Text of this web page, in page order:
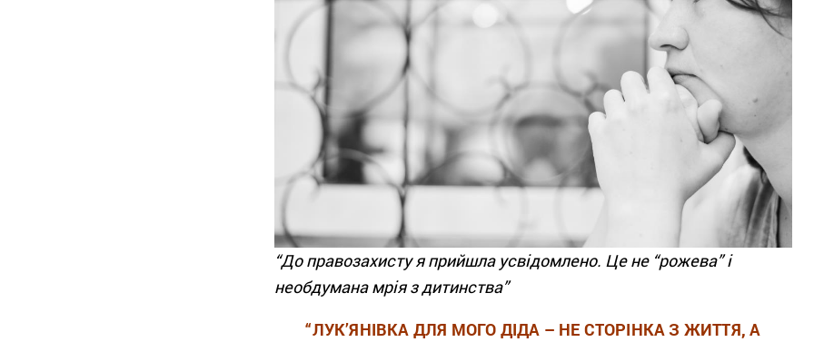
“До правозахисту я прийшла усвідомлено. Це не “рожева” і
необдумана мрія з дитинства”
“ЛУК’ЯНІВКА ДЛЯ МОГО ДІДА – НЕ СТОРІНКА З ЖИТТЯ, А